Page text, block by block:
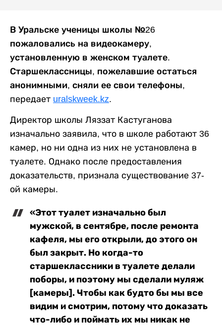
В Уральске ученицы школы №26
пожаловались на видеокамеру,
установленную в женском туалете.
Старшеклассницы, пожелавшие остаться
анонимными, сняли ее свои телефоны,
передает uralskweek.kz.
Директор школы Ляззат Кастуганова
изначально заявила, что в школе работают 36
камер, но ни одна из них не установлена в
туалете. Однако после предоставления
доказательств, признала существование 37-
ой камеры.
«Этот туалет изначально был
мужской, в сентябре, после ремонта
кафеля, мы его открыли, до этого он
был закрыт. Но когда-то
старшеклассники в туалете делали
поборы, и поэтому мы сделали муляж
[камеры]. Чтобы как будто бы мы все
видим и смотрим, потому что доказать
что-либо и поймать их мы никак не